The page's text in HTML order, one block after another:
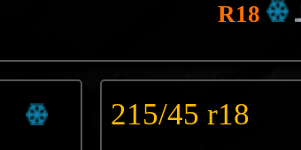
R18
215/45 r18